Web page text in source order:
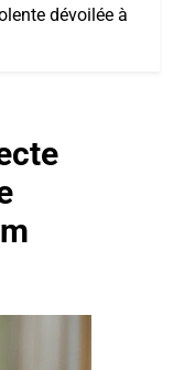
dévoilée à